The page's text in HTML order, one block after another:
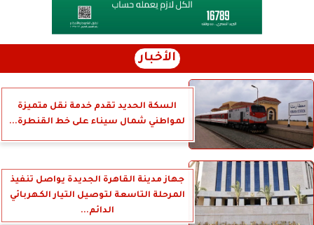
الأخبار
السكة الحديد تقدم خدمة نقل متميزة
لمواطني شمال سيناء على خط القنطرة...
جهاز مدينة القاهرة الجديدة يواصل تنفيذ
المرحلة التاسعة لتوصيل التيار الكهربائي
الدائم...